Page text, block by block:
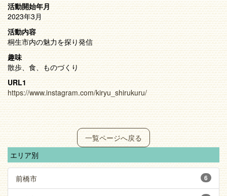
活動開始年月
2023年3月
活動内容
桐生市内の魅力を探り発信
趣味
散歩、食、ものづくり
URL1
https://www.instagram.com/kiryu_shirukuru/
一覧ページへ戻る
エリア別
前橋市 6